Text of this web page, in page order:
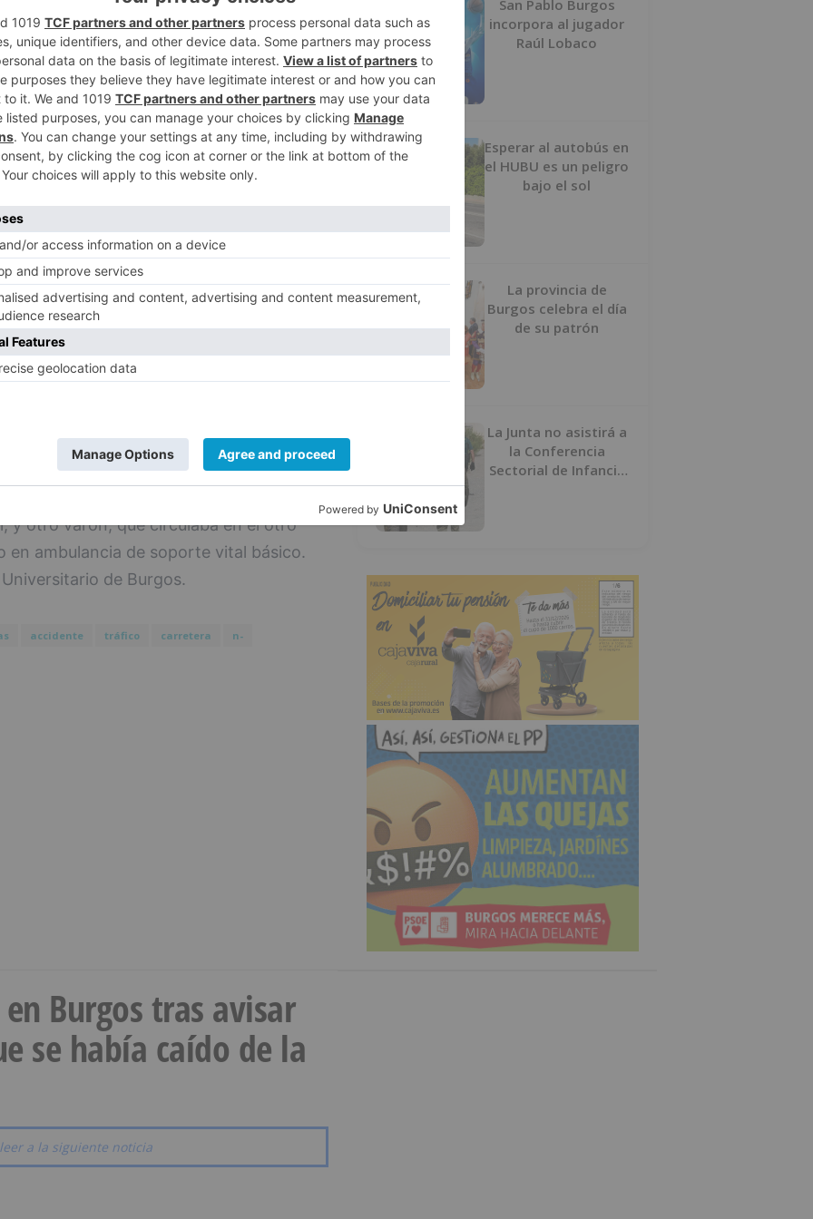
entre dos turismos ocurrida en el
en el cruce de Santovenia de Oca, en
de la cual han resultado heridas tres
inconsciente y atrapada en el
a la Guardia Civil (Tráfico) de Burgos, a
envía una UVI móvil y una ambulancia
realizamos su traspaso a
que viajaba en uno de los turismos
El trafico cortado en ambos
@guardia_civily
sanitario de Sacyl el fallecimiento de un
en su turismo, y atiende además a las
y otro varón, que circulaba en el otro
en ambulancia de soporte vital básico.
de Burgos.
accidente tráfico carretera n-
2
San Pablo Burgos
incorpora al jugador
Raúl Lobaco
3
Esperar al autobús en
el HUBU es un peligro
bajo el sol
4
La provincia de
Burgos celebra el día
de su patrón
La Junta no asistirá a
la Conferencia
Sectorial de Infancia
Burgos tras avisar
se había caído de la
a la siguiente noticia